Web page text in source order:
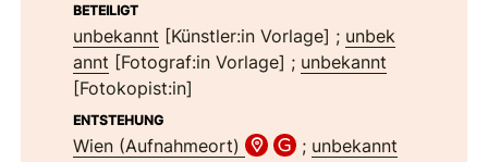
BETEILIGT
unbekannt [Künstler:in Vorlage] ; unbek
annt [Fotograf:in Vorlage] ; unbekannt
[Fotokopist:in]
ENTSTEHUNG
Wien (Aufnahmeort) ; unbekannt